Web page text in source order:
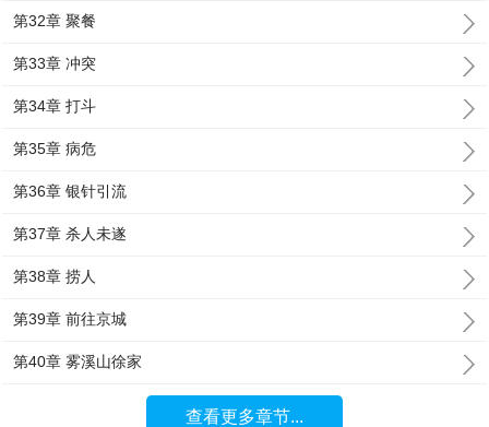
第32章 聚餐
第33章 冲突
第34章 打斗
第35章 病危
第36章 银针引流
第37章 杀人未遂
第38章 捞人
第39章 前往京城
第40章 雾溪山徐家
查看更多章节...